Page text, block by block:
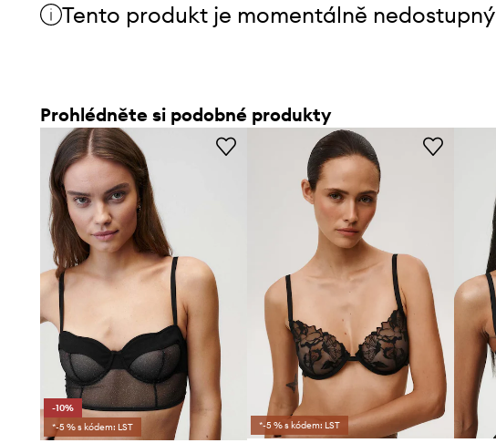
Tento produkt je momentálně nedostupný
Prohlédněte si podobné produkty
-10%
*-5 % s kódem: LST
*-5 % s kódem: LST